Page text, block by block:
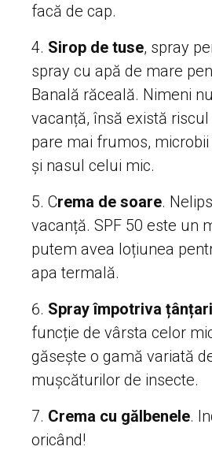
facă de cap.
Sirop de tuse, spray
spray cu apă de mare
Banală răceală. Nimeni
vacanță, însă există
pare mai frumos, microbii
și nasul celui mic.
Crema de soare.
vacanță. SPF 50 este un
putem avea loțiunea
apa termală.
Spray împotriva
funcție de vârsta celor
găsește o gamă variată
mușcăturilor de insecte.
Crema cu gălbenele.
oricând!